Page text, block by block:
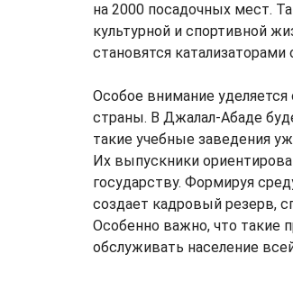
на 2000 посадочных мест.
культурной и спортивной
становятся
Особое внимание
страны. В Джалал-Абаде
такие учебные заведения
Их выпускники
государству. Формируя
создает кадровый резерв,
Особенно важно, что такие
обслуживать население